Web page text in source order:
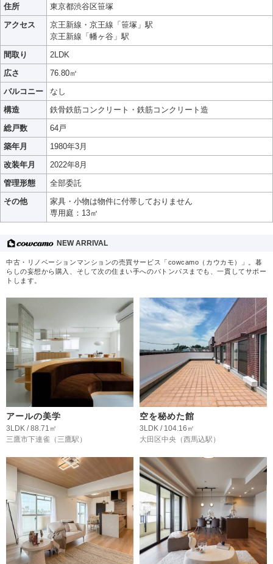
住所
東京都渋谷区笹塚
アクセス
京王新線・京王線「笹塚」駅
京王新線「幡ヶ谷」駅
間取り
2LDK
広さ
76.80㎡
バルコニー
なし
構造
鉄骨鉄筋コンクリート・鉄筋コンクリート造
総戸数
64戸
築年月
1980年3月
改装年月
2022年8月
管理形態
全部委託
その他
家具・小物は物件に付帯しておりません
専用庭：13㎡
NEW ARRIVAL
中古・リノベーションマンションの売買サービス「cowcamo（カウカモ）」。暮
らしの妄想から購入、そして次の住まい手へのバトンパスまでも、一貫してサポー
トします。
アールの美学
3LDK / 88.71㎡
三鷹市下連雀 （三鷹駅）
空を秘めた館
3LDK / 104.16㎡
大田区中央 （西馬込駅）